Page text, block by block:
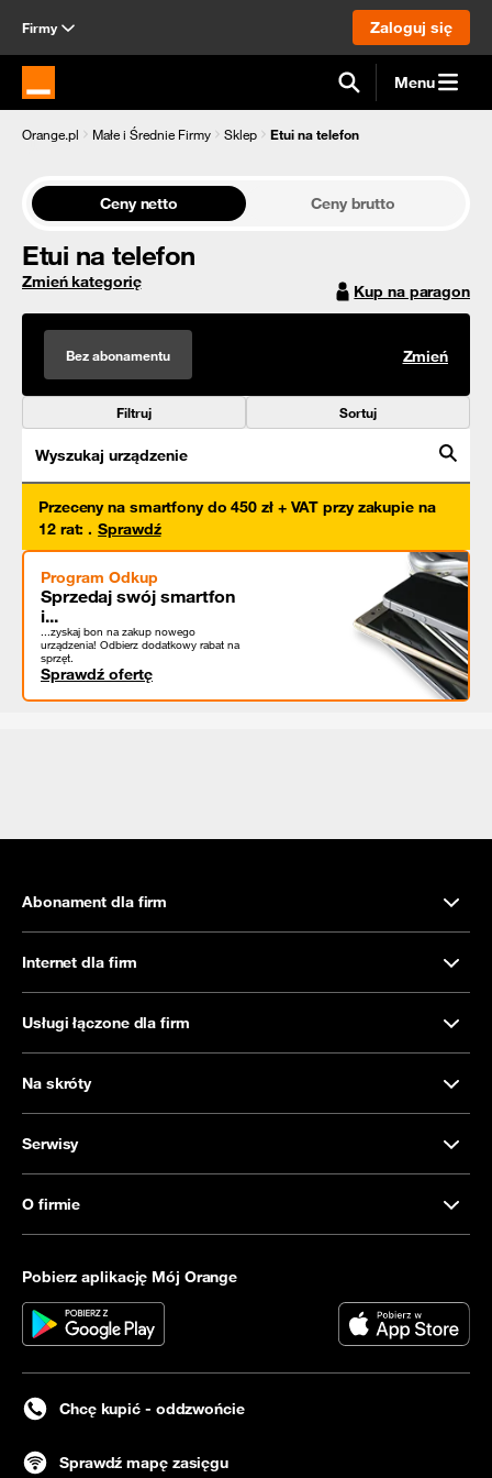
Firmy Zaloguj się
Strona główna Orange.pl Menu
Orange.pl Małe i Średnie Firmy Sklep Etui na telefon
Ceny netto Ceny brutto
Etui na telefon
Zmień kategorię Kup na paragon
Bez abonamentu Zmień
Filtruj Sortuj
Wyszukaj urządzenie
Przeceny na smartfony do 450 zł + VAT przy zakupie na
12 rat: . Sprawdź
Program Odkup
Sprzedaj swój smartfon
i...
...zyskaj bon na zakup nowego
urządzenia! Odbierz dodatkowy rabat na
sprzęt.
Sprawdź ofertę
Abonament dla firm
Internet dla firm
Usługi łączone dla firm
Na skróty
Serwisy
O firmie
Pobierz aplikację Mój Orange
Chcę kupić - oddzwońcie
Sprawdź mapę zasięgu